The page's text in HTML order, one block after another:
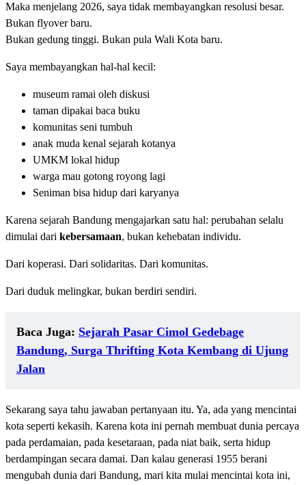
Maka menjelang 2026, saya tidak membayangkan resolusi besar.
Bukan flyover baru.
Bukan gedung tinggi. Bukan pula Wali Kota baru.
Saya membayangkan hal-hal kecil:
museum ramai oleh diskusi
taman dipakai baca buku
komunitas seni tumbuh
anak muda kenal sejarah kotanya
UMKM lokal hidup
warga mau gotong royong lagi
Seniman bisa hidup dari karyanya
Karena sejarah Bandung mengajarkan satu hal: perubahan selalu
dimulai dari kebersamaan, bukan kehebatan individu.
Dari koperasi. Dari solidaritas. Dari komunitas.
Dari duduk melingkar, bukan berdiri sendiri.
Baca Juga: Sejarah Pasar Cimol Gedebage
Bandung, Surga Thrifting Kota Kembang di Ujung
Jalan
Sekarang saya tahu jawaban pertanyaan itu. Ya, ada yang mencintai
kota seperti kekasih. Karena kota ini pernah membuat dunia percaya
pada perdamaian, pada kesetaraan, pada niat baik, serta hidup
berdampingan secara damai. Dan kalau generasi 1955 berani
mengubah dunia dari Bandung, mari kita mulai mencintai kota ini,